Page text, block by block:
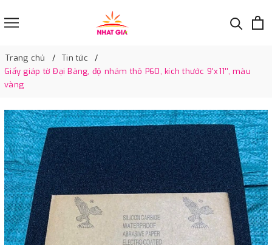
Trang chủ
Tin tức
Giấy giáp tờ Đại Bàng, độ nhám thô P60, kích thước 9'x11'', màu
vàng